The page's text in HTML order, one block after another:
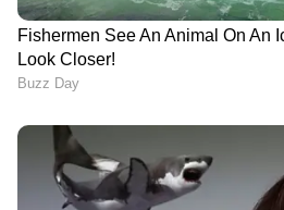
DOWNLOAD APP